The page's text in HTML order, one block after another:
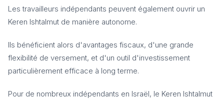
Les travailleurs indépendants peuvent également ouvrir un
Keren Ishtalmut de manière autonome.
Ils bénéficient alors d'avantages fiscaux, d'une grande
flexibilité de versement, et d'un outil d'investissement
particulièrement efficace à long terme.
Pour de nombreux indépendants en Israël, le Keren Ishtalmut